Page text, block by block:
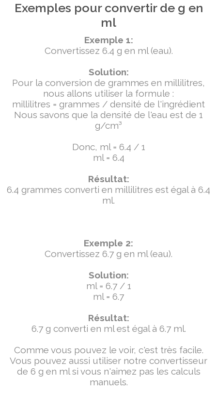
Exemples pour convertir de g en
ml
Exemple 1:
Convertissez 6.4 g en ml (eau).
Solution:
Pour la conversion de grammes en millilitres,
nous allons utiliser la formule :
millilitres = grammes / densité de l'ingrédient
Nous savons que la densité de l'eau est de 1
g/cm³
Donc, ml = 6.4 / 1
ml = 6.4
Résultat:
6.4 grammes converti en millilitres est égal à 6.4
ml.
Exemple 2:
Convertissez 6.7 g en ml (eau).
Solution:
ml = 6.7 / 1
ml = 6.7
Résultat:
6.7 g converti en ml est égal à 6.7 ml.
Comme vous pouvez le voir, c'est très facile.
Vous pouvez aussi utiliser notre convertisseur
de 6 g en ml si vous n'aimez pas les calculs
manuels.